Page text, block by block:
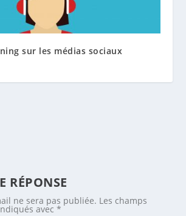
sur les médias sociaux
RÉPONSE
ne sera pas publiée. Les champs
avec*